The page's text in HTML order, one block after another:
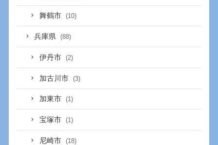
舞鶴市 (10)
兵庫県 (88)
伊丹市 (2)
加古川市 (3)
加東市 (1)
宝塚市 (1)
尼崎市 (18)